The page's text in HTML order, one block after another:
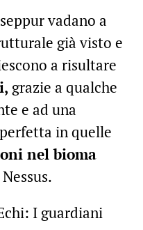
vadano a
già visto e
a risultare
grazie a qualche
e ad una
in quelle
nel bioma